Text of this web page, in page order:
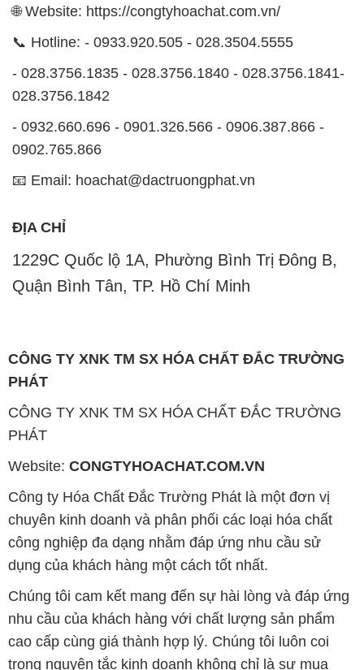
🌐 Website: https://congtyhoachat.com.vn/
📞 Hotline: - 0933.920.505 - 028.3504.5555
- 028.3756.1835 - 028.3756.1840 - 028.3756.1841-
028.3756.1842
- 0932.660.696 - 0901.326.566 - 0906.387.866 -
0902.765.866
📧 Email: hoachat@dactruongphat.vn
ĐỊA CHỈ
1229C Quốc lộ 1A, Phường Bình Trị Đông B,
Quận Bình Tân, TP. Hồ Chí Minh
CÔNG TY XNK TM SX HÓA CHẤT ĐẮC TRƯỜNG
PHÁT
CÔNG TY XNK TM SX HÓA CHẤT ĐẮC TRƯỜNG
PHÁT
Website: CONGTYHOACHAT.COM.VN
Công ty Hóa Chất Đắc Trường Phát là một đơn vị
chuyên kinh doanh và phân phối các loại hóa chất
công nghiệp đa dạng nhằm đáp ứng nhu cầu sử
dụng của khách hàng một cách tốt nhất.
Chúng tôi cam kết mang đến sự hài lòng và đáp ứng
nhu cầu của khách hàng với chất lượng sản phẩm
cao cấp cùng giá thành hợp lý. Chúng tôi luôn coi
trọng nguyên tắc kinh doanh không chỉ là sự mua